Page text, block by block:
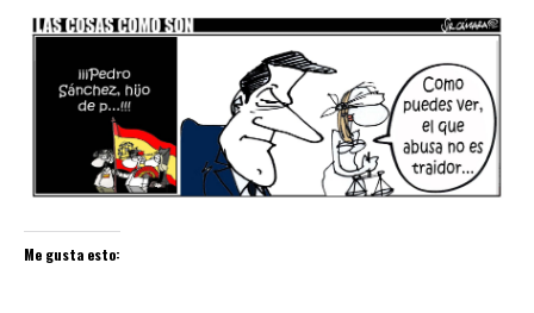
Me gusta esto: